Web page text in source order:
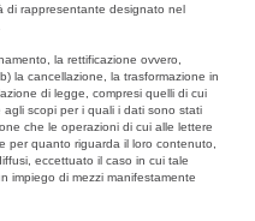
di rappresentante designato nel
la rettificazione ovvero,
la cancellazione, la trasformazione in
di legge, compresi quelli di cui
scopi per i quali i dati sono stati
che le operazioni di cui alle lettere
quanto riguarda il loro contenuto,
eccettuato il caso in cui tale
impiego di mezzi manifestamente